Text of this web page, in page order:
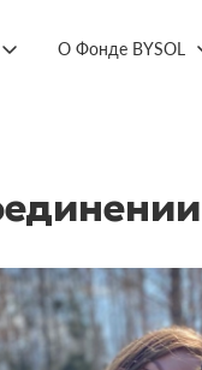
О Фонде BYSOL